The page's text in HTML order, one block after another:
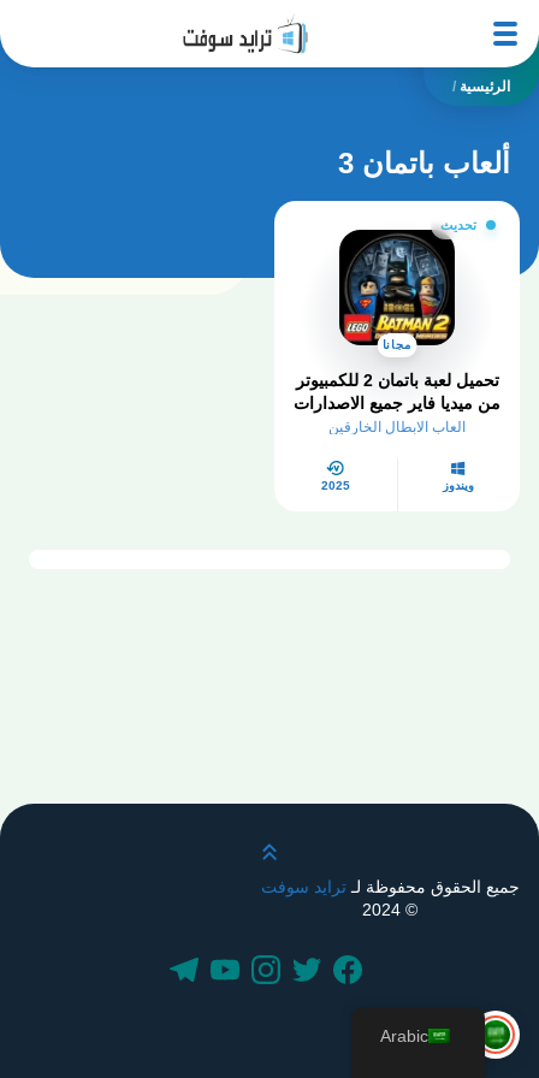
الرئيسية /
ألعاب باتمان 3
تحديث
مجانا
تحميل لعبة باتمان 2 للكمبيوتر
من ميديا فاير جميع الاصدارات
العاب الابطال الخارقين
ويندوز 2025
قم بالتمرير لأعلى
جميع الحقوق محفوظة لـترايد سوفت
© 2024
Arabic